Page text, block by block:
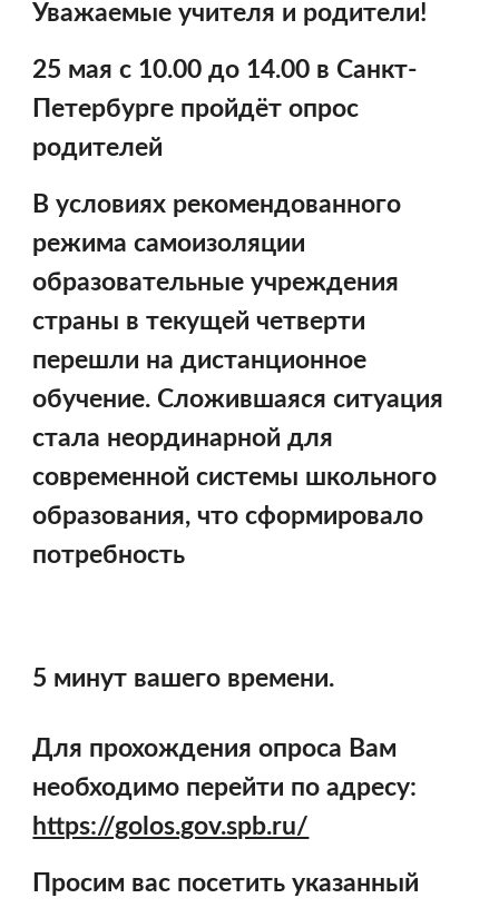
Уважаемые учителя и родители!
25 мая с 10.00 до 14.00 в Санкт-
Петербурге пройдёт опрос
родителей
В условиях рекомендованного
режима самоизоляции
образовательные учреждения
страны в текущей четверти
перешли на дистанционное
обучение. Сложившаяся ситуация
стала неординарной для
современной системы школьного
образования, что сформировало
потребность
5 минут вашего времени.
Для прохождения опроса Вам
необходимо перейти по адресу:
https://golos.gov.spb.ru/
Просим вас посетить указанный